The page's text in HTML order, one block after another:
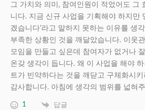
그 가치와 의미, 참여인원이 적었어도 그
니다. 지금 신규 사업을 기획해야 하지만
겠습니다’라고 말하지 못하는 이유를 생
부족한 상황인 것을 깨달았습니다. 이웃
모임을 만들고 싶은데 참여자가 없거나
온갖 생각이 듭니다. 왜 이 사업을 해야
트가 빈약하다는 것을 깨닫고 구체화시
감사합니다. 아침에 생각의 범위를 넓혀
1 답글